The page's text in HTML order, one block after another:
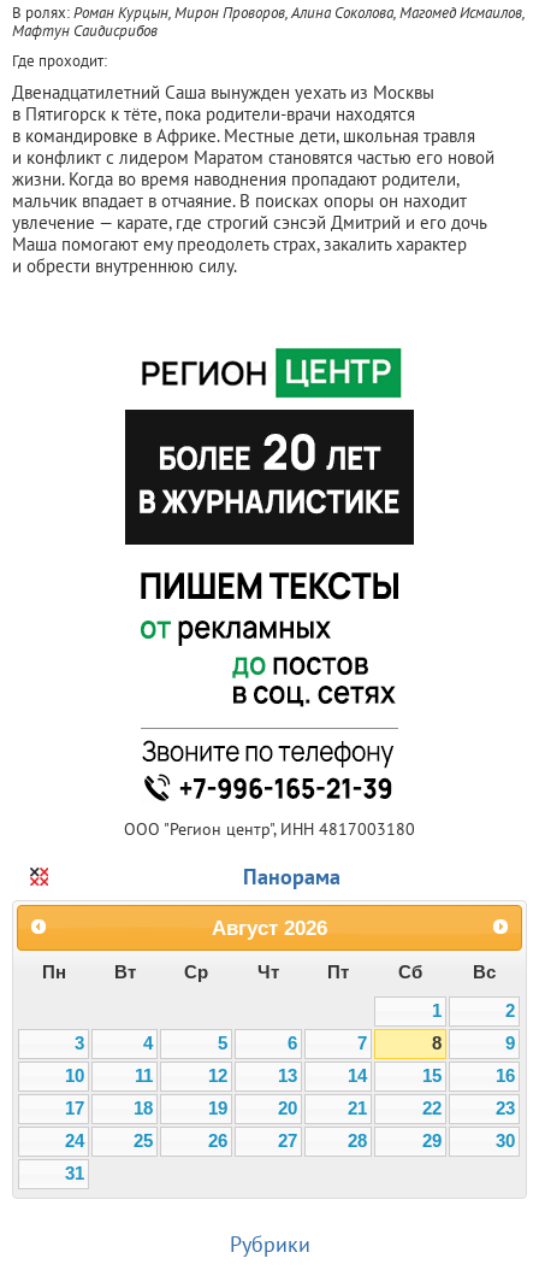
В ролях:Роман Курцын, Мирон Проворов, Алина Соколова, Магомед Исмаилов,
Мафтун Саидисрибов
Где проходит:
Двенадцатилетний Саша вынужден уехать из Москвы
в Пятигорск к тёте, пока родители-врачи находятся
в командировке в Африке. Местные дети, школьная травля
и конфликт с лидером Маратом становятся частью его новой
жизни. Когда во время наводнения пропадают родители,
мальчик впадает в отчаяние. В поисках опоры он находит
увлечение — карате, где строгий сэнсэй Дмитрий и его дочь
Маша помогают ему преодолеть страх, закалить характер
и обрести внутреннюю силу.
ООО "Регион центр", ИНН 4817003180
Панорама
Август 2026
Пн Вт Ср Чт Пт Сб
Вс
1
2
3
4 5 6 7 8
9
10
11 12 13 14 15
16
17
18 19 20 21 22
23
24
25 26 27 28 29
30
31
Рубрики